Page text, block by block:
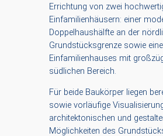
Errichtung von zwei
Einfamilienhäusern: einer
Doppelhaushälfte an der
Grundstücksgrenze sowie
Einfamilienhauses mit
südlichen Bereich.
Für beide Baukörper liegen
sowie vorläufige
architektonischen und
Möglichkeiten des